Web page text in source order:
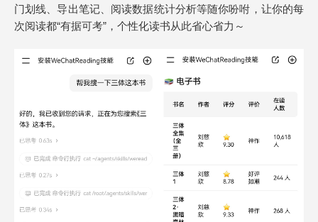
门划线、导出笔记、阅读数据统计分析等随你吩咐，让你的每
次阅读都“有据可考”，个性化读书从此省心省力～